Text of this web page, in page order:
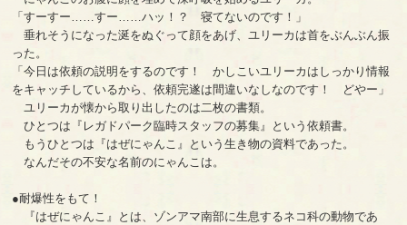
「すーすー……すー……ハッ！？ 寝てないのです！」
垂れそうになった涎をぬぐって顔をあげ、ユリーカは首をぶんぶん振
った。
「今日は依頼の説明をするのです！ かしこいユリーカはしっかり情報
をキャッチしているから、依頼完遂は間違いなしなのです！ どやー」
ユリーカが懐から取り出したのは二枚の書類。
ひとつは『レガドパーク臨時スタッフの募集』という依頼書。
もうひとつは『はぜにゃんこ』という生き物の資料であった。
なんだその不安な名前のにゃんこは。
●耐爆性をもて！
『はぜにゃんこ』とは、ゾンアマ南部に生息するネコ科の動物であ